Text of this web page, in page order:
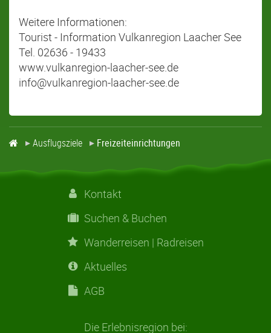
Weitere Informationen:
Tourist - Information Vulkanregion Laacher See
Tel. 02636 - 19433
www.vulkanregion-laacher-see.de
info@vulkanregion-laacher-see.de
Ausflugsziele Freizeiteinrichtungen
Kontakt
Suchen & Buchen
Wanderreisen | Radreisen
Aktuelles
AGB
Die Erlebnisregion bei: